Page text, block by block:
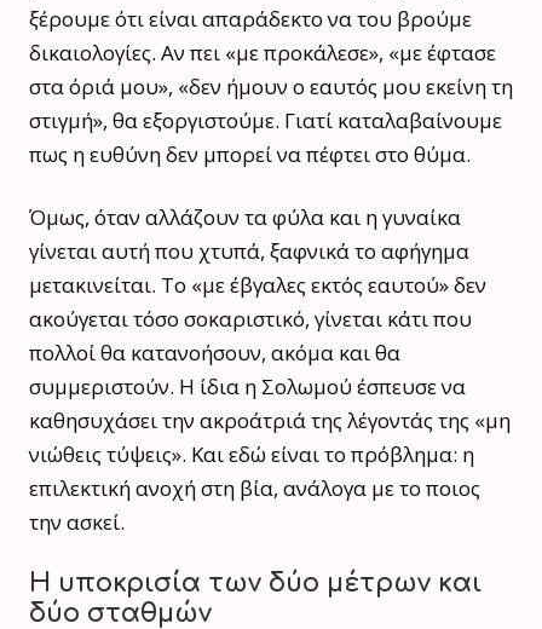
ξέρουμε ότι είναι απαράδεκτο να του βρούμε
δικαιολογίες. Αν πει «με προκάλεσε», «με έφτασε
στα όριά μου», «δεν ήμουν ο εαυτός μου εκείνη τη
στιγμή», θα εξοργιστούμε. Γιατί καταλαβαίνουμε
πως η ευθύνη δεν μπορεί να πέφτει στο θύμα.
Όμως, όταν αλλάζουν τα φύλα και η γυναίκα
γίνεται αυτή που χτυπά, ξαφνικά το αφήγημα
μετακινείται. Το «με έβγαλες εκτός εαυτού» δεν
ακούγεται τόσο σοκαριστικό, γίνεται κάτι που
πολλοί θα κατανοήσουν, ακόμα και θα
συμμεριστούν. Η ίδια η Σολωμού έσπευσε να
καθησυχάσει την ακροάτριά της λέγοντάς της «μη
νιώθεις τύψεις». Και εδώ είναι το πρόβλημα: η
επιλεκτική ανοχή στη βία, ανάλογα με το ποιος
την ασκεί.
Η υποκρισία των δύο μέτρων και
δύο σταθμών